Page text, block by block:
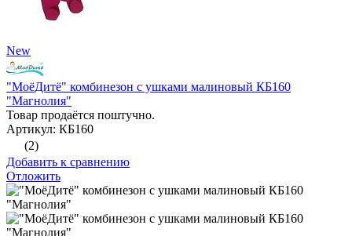
New
"МоёДитё" комбинезон с ушками малиновый КБ160
"Магнолия"
Товар продаётся поштучно.
Артикул: КБ160
(2)
Добавить к сравнению
Отложить